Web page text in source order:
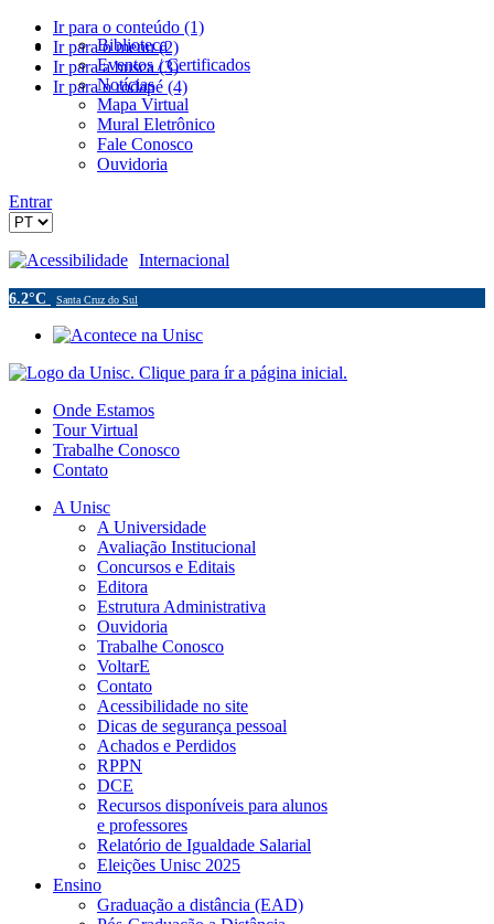
Ir para o conteúdo (1)
Ir para o menu (2)
Ir para a busca (3)
Ir para o rodapé (4)
Biblioteca
Eventos / Certificados
Notícias
Mapa Virtual
Mural Eletrônico
Fale Conosco
Ouvidoria
Entrar
Acessibilidade Internacional
6.2°C Santa Cruz do Sul
Onde Estamos
Tour Virtual
Trabalhe Conosco
Contato
A Unisc
A Universidade
Avaliação Institucional
Concursos e Editais
Editora
Estrutura Administrativa
Ouvidoria
Trabalhe Conosco
VoltarE
Contato
Acessibilidade no site
Dicas de segurança pessoal
Achados e Perdidos
RPPN
DCE
Recursos disponíveis para alunos
e professores
Relatório de Igualdade Salarial
Eleições Unisc 2025
Ensino
Graduação a distância (EAD)